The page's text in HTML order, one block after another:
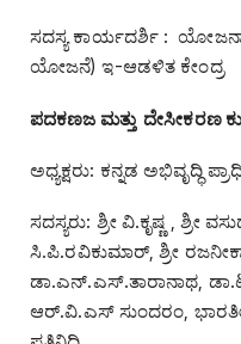
ಸದಸ್ಯ ಕಾರ್ಯದರ್ಶಿ : ಯೋಜನಾ
ಯೋಜನೆ) ಇ-ಆಡಳಿತ ಕೇಂದ್ರ
ಪದಕಣಜ ಮತ್ತು ದೇಸೀಕರಣ
ಅಧ್ಯಕ್ಷರು: ಕನ್ನಡ ಅಭಿವೃದ್ಧಿ
ಸದಸ್ಯರು: ಶ್ರೀ ವಿ.ಕೃಷ್ಣ , ಶ್ರೀ
ಸಿ.ಪಿ.ರವಿಕುಮಾರ್‌, ಶ್ರೀ
ಡಾ.ಎನ್‌.ಎಸ್‌.ತಾರಾನಾಥ,
ಆರ್‌.ವಿ.ಎಸ್‌ ಸುಂದರಂ,